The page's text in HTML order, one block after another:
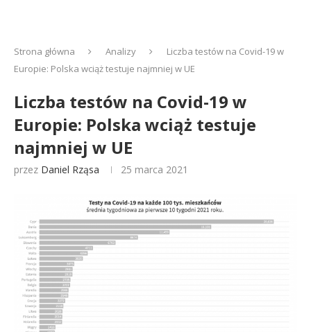
Strona główna Analizy
Liczba testów na Covid-19 w
Europie: Polska wciąż testuje najmniej w UE
Liczba testów na Covid-19 w
Europie: Polska wciąż testuje
najmniej w UE
przez Daniel Rząsa 25 marca 2021